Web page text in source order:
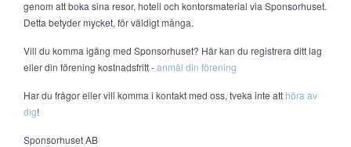
genom att boka sina resor, hotell och kontorsmaterial via Sponsorhuset.
Detta betyder mycket, för väldigt många.
Vill du komma igång med Sponsorhuset? Här kan du registrera ditt lag
eller din förening kostnadsfritt -anmäl din förening
Har du frågor eller vill komma i kontakt med oss, tveka inte att höra av
dig!
Sponsorhuset AB